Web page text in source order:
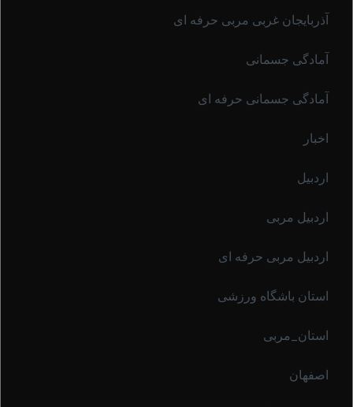
آذربایجان غربی مربی حرفه ای
آمادگی جسمانی
آمادگی جسمانی حرفه ای
اخبار
اردبیل
اردبیل مربی
اردبیل مربی حرفه ای
استان باشگاه ورزشی
استان_مربی
اصفهان